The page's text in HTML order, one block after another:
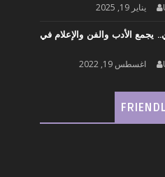
يناير 19, 2025
يجمع الأدب والفن والإعلام في
اغسطس 19, 2022